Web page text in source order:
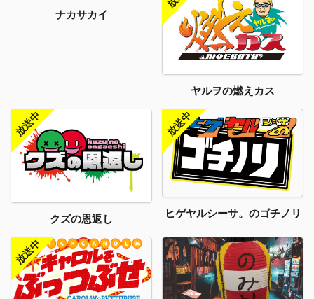
ナカサカイ
ヤルヲの燃えカス
クズの恩返し ヒゲヤルシーサ。のゴチノリ